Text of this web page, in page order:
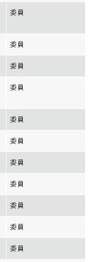
委員
委員
委員
委員
委員
委員
委員
委員
委員
委員
委員